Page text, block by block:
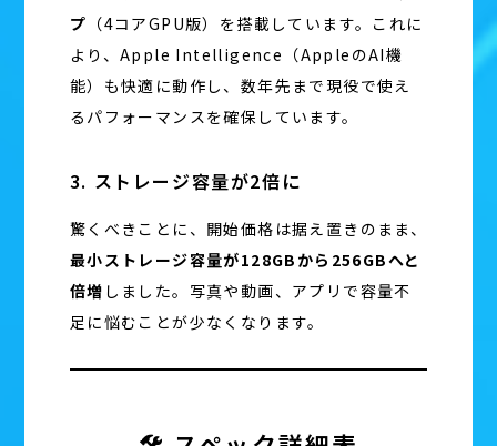
プ （4コアGPU版）を搭載しています。これに
より、Apple Intelligence（AppleのAI機
能）も快適に動作し、数年先まで現役で使え
るパフォーマンスを確保しています。
3. ストレージ容量が2倍に
驚くべきことに、開始価格は据え置きのまま、
最小ストレージ容量が128GBから256GBへと
倍増 しました。写真や動画、アプリで容量不
足に悩むことが少なくなります。